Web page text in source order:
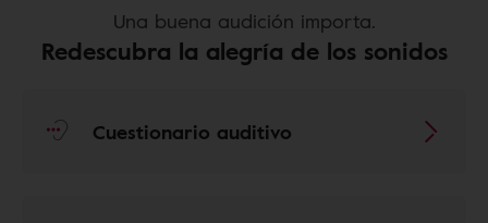
Una buena audición importa.
Redescubra la alegría de los sonidos
Cuestionario auditivo